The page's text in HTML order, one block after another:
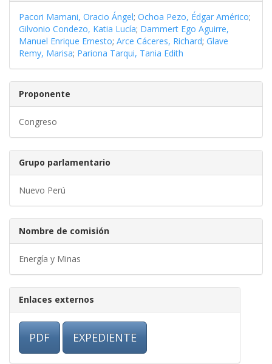
Pacori Mamani, Oracio Ángel; Ochoa Pezo, Édgar Américo;
Gilvonio Condezo, Katia Lucía; Dammert Ego Aguirre,
Manuel Enrique Ernesto; Arce Cáceres, Richard; Glave
Remy, Marisa; Pariona Tarqui, Tania Edith
Proponente
Congreso
Grupo parlamentario
Nuevo Perú
Nombre de comisión
Energía y Minas
Enlaces externos
PDF EXPEDIENTE